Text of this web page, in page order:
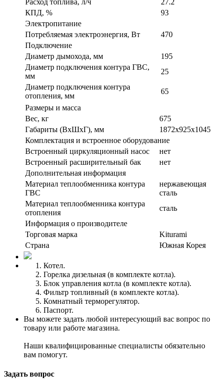
КПД, %
93
Электропитание
Потребляемая электроэнергия, Вт
470
Подключение
Диаметр дымохода, мм
195
Диаметр подключения контура ГВС,
мм
25
Диаметр подключения контура
отопления, мм
65
Размеры и масса
Вес, кг
675
Габариты (ВxШxГ), мм
1872x925x1045
Комплектация и встроенное оборудование
Встроенный циркуляционный насос
нет
Встроенный расширительный бак
нет
Дополнительная информация
Материал теплообменника контура
ГВС
нержавеющая
сталь
Материал теплообменника контура
отопления
сталь
Информация о производителе
Торговая марка
Kiturami
Страна
Южная Корея
Котел.
Горелка дизельная (в комплекте котла).
Блок управления котла (в комплекте котла).
Фильтр топливный (в комплекте котла).
Комнатный терморегулятор.
Паспорт.
Вы можете задать любой интересующий вас вопрос по
товару или работе магазина.
Наши квалифицированные специалисты обязательно
вам помогут.
Задать вопрос